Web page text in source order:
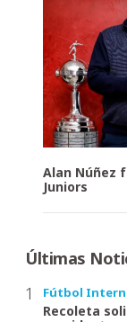
Alan Núñez
Juniors
Últimas
Fútbol
Recoleta